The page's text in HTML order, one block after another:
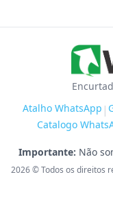
Atalho WhatsApp |
Catalogo
Importante: Não
2026© Todos os direitos